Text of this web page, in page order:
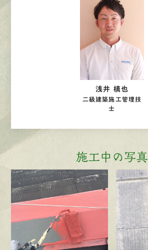
浅井 槙也
二級建築施工管理技
士
施工中の写真